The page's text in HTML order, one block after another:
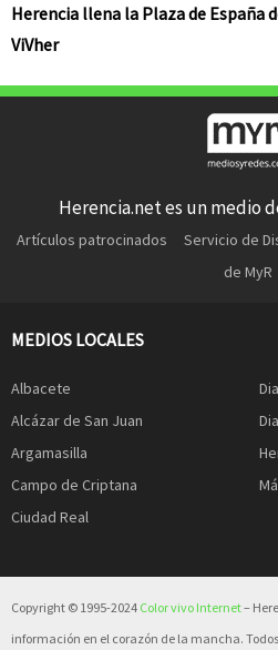
Herencia llena la Plaza de España
ViVher
Herencia.net es un medio
Artículos patrocinados Servicio de
de MyR
MEDIOS LOCALES
Albacete
Alcázar de San Juan
Argamasilla
Campo de Criptana
Ciudad Real
Copyright © 1995-2024 Color vivo Internet–
información en el corazón de la mancha.